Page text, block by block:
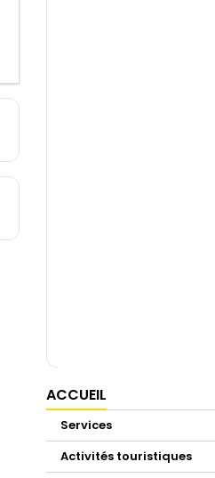
ACCUEIL
Services
Activités touristiques